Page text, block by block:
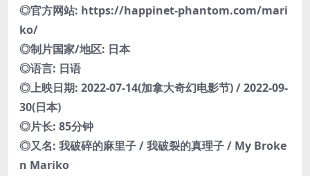
◎官方网站: https://happinet-phantom.com/mari
ko/
◎制片国家/地区: 日本
◎语言: 日语
◎上映日期: 2022-07-14(加拿大奇幻电影节) / 2022-09-
30(日本)
◎片长: 85分钟
◎又名: 我破碎的麻里子 / 我破裂的真理子 / My Broke
n Mariko